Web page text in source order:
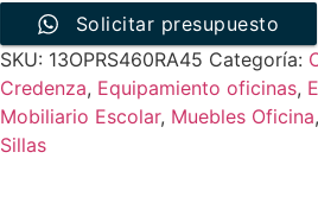
Solicitar presupuesto
SKU: 13OPRS460RA45 Categoría:
Credenza, Equipamiento oficinas,
Mobiliario Escolar, Muebles Oficina,
Sillas